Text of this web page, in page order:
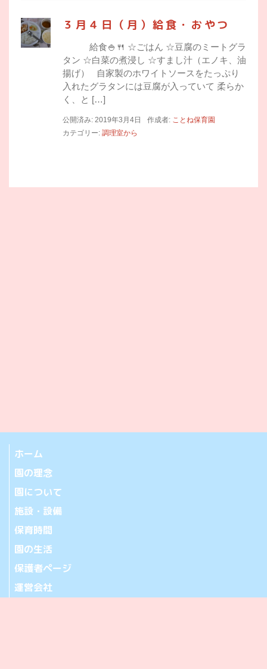
３月４日（月）給食・おやつ
給食🍚🍴 ☆ごはん ☆豆腐のミートグラ
タン ☆白菜の煮浸し ☆すまし汁（エノキ、油
揚げ） 自家製のホワイトソースをたっぷり
入れたグラタンには豆腐が入っていて 柔らか
く、と […]
公開済み: 2019年3月4日 作成者: ことね保育園
カテゴリー: 調理室から
ホーム
園の理念
園について
施設・設備
保育時間
園の生活
保護者ページ
運営会社